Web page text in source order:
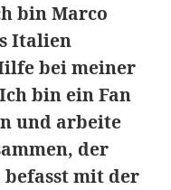
bin Marco
Italien
bei meiner
bin ein Fan
und arbeite
der
befasst mit der